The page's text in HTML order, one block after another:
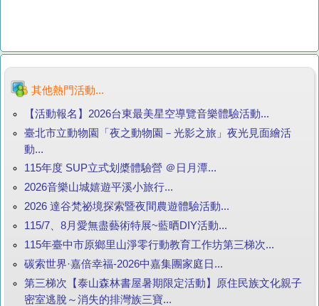
其他熱門活動...
【活動報名】2026台東最美星空導覽音樂體驗活動...
臺北市立動物園「夜之動物園－光影之旅」夜光見面繪活
動...
115年度 SUP立式划槳體驗營 ＠日月潭...
2026音樂山城嬉遊平溪小旅行...
2026 達谷梵祕境探索暨夜間農遊體驗活動...
115/7、8月愛無盡藝術特展~藍晒DIY活動...
115年臺中市原鄉里山淨零行動教育工作坊第三梯次...
碳索世界·嘉倍幸福-2026中嘉集團家庭日...
第三梯次【泰山森林書屋暑期限定活動】原住民族文化親子
密室逃脫～消失的排灣族三寶...